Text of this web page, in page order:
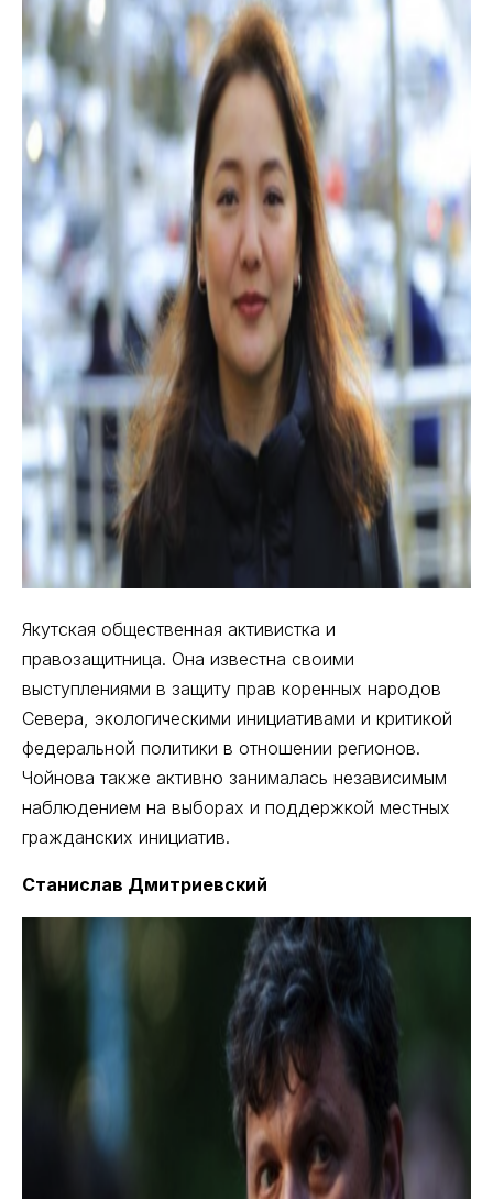
Якутская общественная активистка и
правозащитница. Она известна своими
выступлениями в защиту прав коренных народов
Севера, экологическими инициативами и критикой
федеральной политики в отношении регионов.
Чойнова также активно занималась независимым
наблюдением на выборах и поддержкой местных
гражданских инициатив.
Станислав Дмитриевский